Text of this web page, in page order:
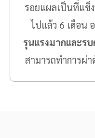
รอยแผลเป็นที่แข็
ไปแล้ว 6 เดือน
รุนแรงมากและร
สามารถทำการผ่า